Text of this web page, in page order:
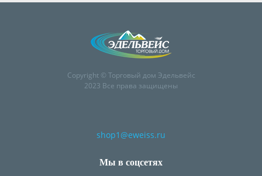
Copyright © Торговый дом Эдельвейс
2023 Все права защищены
shop1@eweiss.ru
Мы в соцсетях